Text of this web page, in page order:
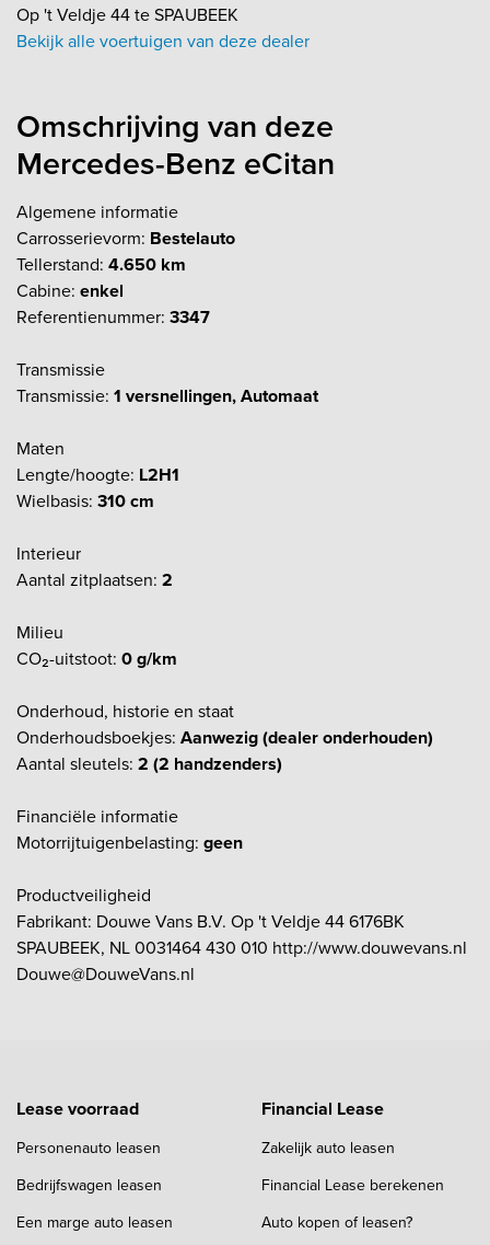
Op 't Veldje 44 te SPAUBEEK
Bekijk alle voertuigen van deze dealer
Omschrijving van deze
Mercedes-Benz eCitan
Algemene informatie
Carrosserievorm: Bestelauto
Tellerstand: 4.650 km
Cabine: enkel
Referentienummer: 3347
Transmissie
Transmissie: 1 versnellingen, Automaat
Maten
Lengte/hoogte: L2H1
Wielbasis: 310 cm
Interieur
Aantal zitplaatsen: 2
Milieu
CO₂-uitstoot: 0 g/km
Onderhoud, historie en staat
Onderhoudsboekjes: Aanwezig (dealer onderhouden)
Aantal sleutels: 2 (2 handzenders)
Financiële informatie
Motorrijtuigenbelasting: geen
Productveiligheid
Fabrikant: Douwe Vans B.V. Op 't Veldje 44 6176BK
SPAUBEEK, NL 0031464 430 010 http://www.douwevans.nl
Douwe@DouweVans.nl
Lease voorraad
Personenauto leasen
Bedrijfswagen leasen
Een marge auto leasen
Financial Lease
Zakelijk auto leasen
Financial Lease berekenen
Auto kopen of leasen?